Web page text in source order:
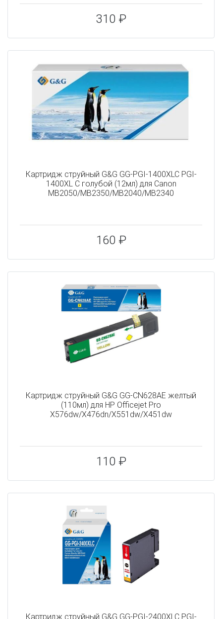
310 ₽
Картридж струйный G&G GG-PGI-1400XLC PGI-
1400XL C голубой (12мл) для Canon
MB2050/MB2350/MB2040/MB2340
160 ₽
Картридж струйный G&G GG-CN628AE желтый
(110мл) для HP Officejet Pro
X576dw/X476dn/X551dw/X451dw
110 ₽
Картридж струйный G&G GG-PGI-2400XLC PGI-